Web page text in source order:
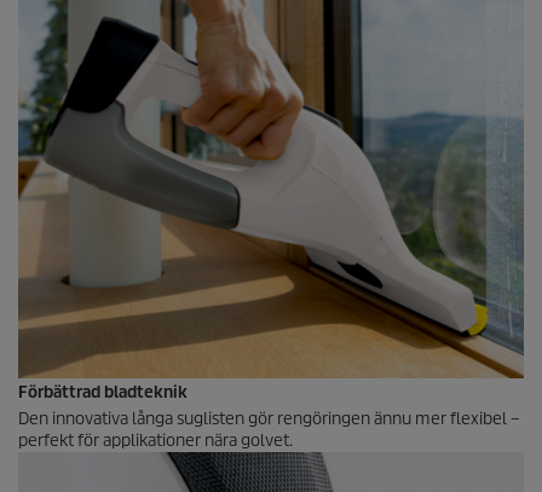
Förbättrad bladteknik
Den innovativa långa suglisten gör rengöringen ännu mer flexibel –
perfekt för applikationer nära golvet.